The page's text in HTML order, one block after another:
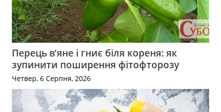
Перець в’яне і гниє біля кореня: як
зупинити поширення фітофторозу
Четвер, 6 Серпня, 2026